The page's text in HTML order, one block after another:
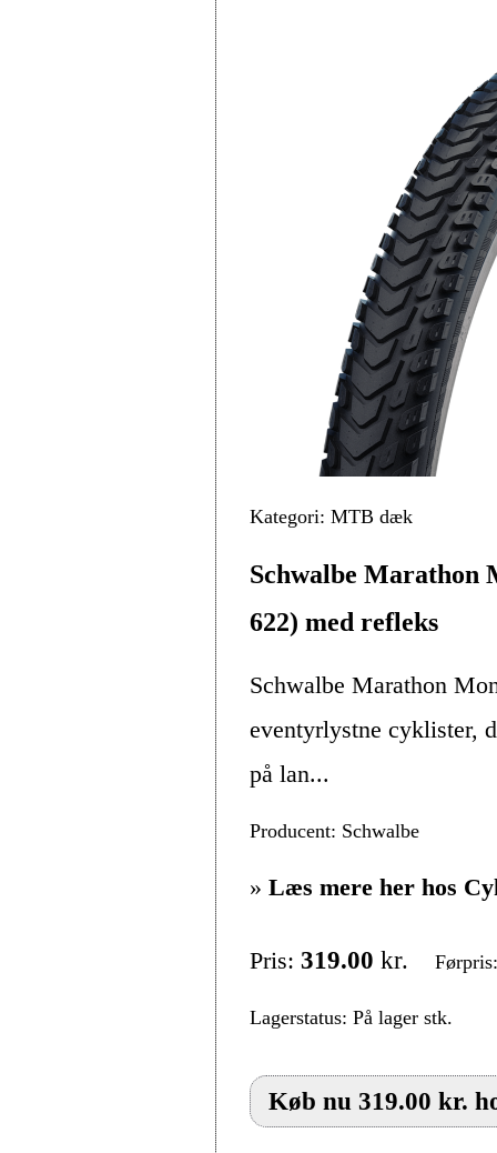
Kategori: MTB dæk
Schwalbe Marathon
622) med refleks
Schwalbe Marathon
eventyrlystne cyklister,
på lan...
Producent: Schwalbe
» Læs mere her hos
Pris: 319.00 kr.
Lagerstatus: På lager stk.
Køb nu 319.00 kr.